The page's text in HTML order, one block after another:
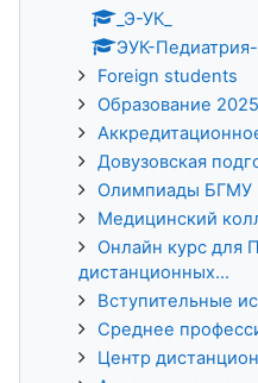
_Э-УК_
ЭУК-Педиатрия-
Foreign students
Образование
Довузовская
Олимпиады БГМУ
Медицинский
Онлайн курс для
дистанционных...
Вступительные
Среднее
Центр